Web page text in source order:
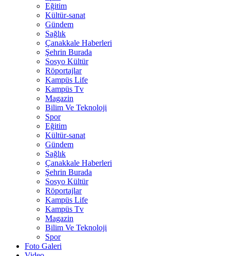
Eğitim
Kültür-sanat
Gündem
Sağlık
Çanakkale Haberleri
Şehrin Burada
Sosyo Kültür
Röportajlar
Kampüs Life
Kampüs Tv
Magazin
Bilim Ve Teknoloji
Spor
Eğitim
Kültür-sanat
Gündem
Sağlık
Çanakkale Haberleri
Şehrin Burada
Sosyo Kültür
Röportajlar
Kampüs Life
Kampüs Tv
Magazin
Bilim Ve Teknoloji
Spor
Foto Galeri